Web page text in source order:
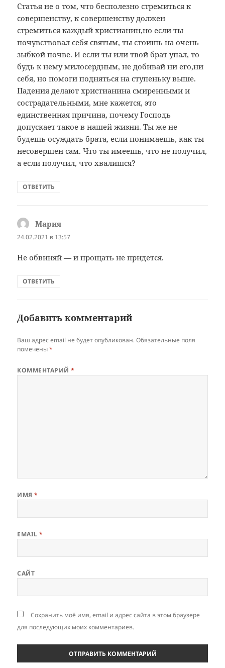
Статья не о том, что бесполезно стремиться к
совершенству, к совершенству должен
стремиться каждый христианин,но если ты
почувствовал себя святым, ты стоишь на очень
зыбкой почве. И если ты или твой брат упал, то
будь к нему милосердным, не добивай ни его,ни
себя, но помоги подняться на ступеньку выше.
Падения делают христианина смиренными и
сострадательными, мне кажется, это
единственная причина, почему Господь
допускает такое в нашей жизни. Ты же не
будешь осуждать брата, если понимаешь, как ты
несовершен сам. Что ты имеешь, что не получил,
а если получил, что хвалишся?
ОТВЕТИТЬ
Мария
24.02.2021 в 13:57
Не обвиняй — и прощать не придется.
ОТВЕТИТЬ
Добавить комментарий
Ваш адрес email не будет опубликован. Обязательные поля
помечены*
КОММЕНТАРИЙ*
ИМЯ*
EMAIL*
САЙТ
Сохранить моё имя, email и адрес сайта в этом браузере
для последующих моих комментариев.